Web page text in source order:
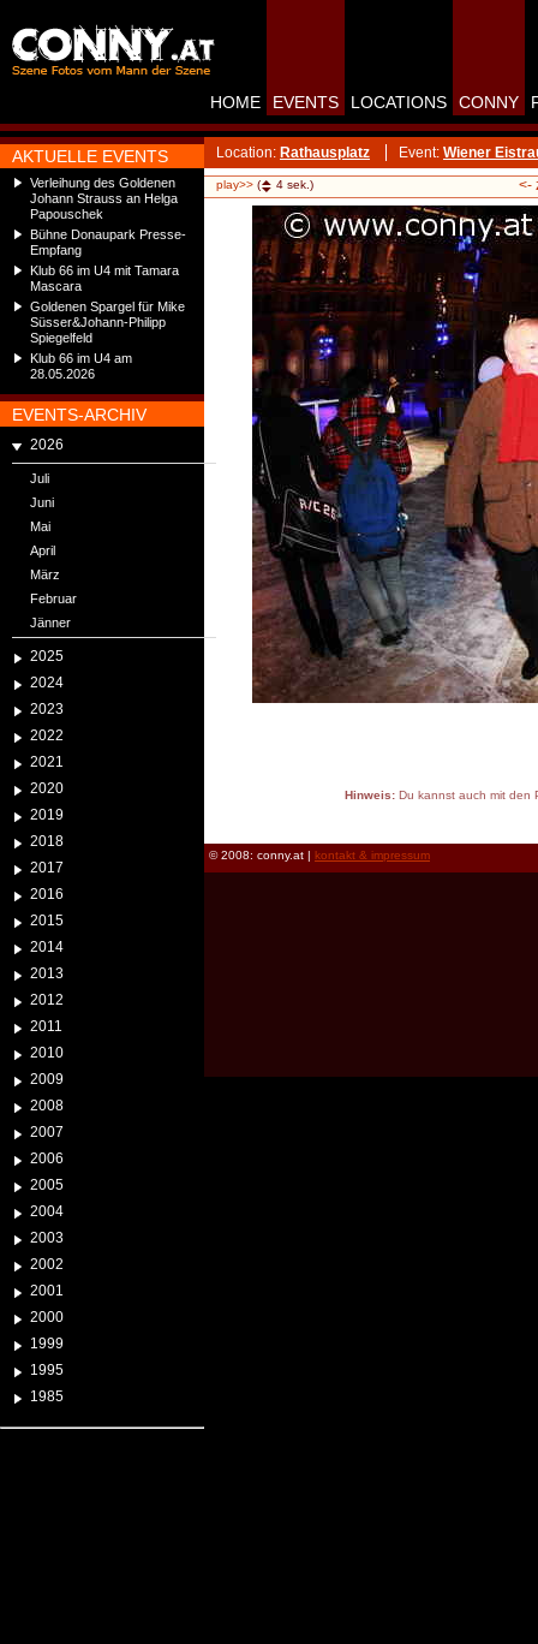
AKTUELLE EVENTS
Verleihung des Goldenen
Johann Strauss an Helga
Papouschek
Bühne Donaupark Presse-
Empfang
Klub 66 im U4 mit Tamara
Mascara
Goldenen Spargel für Mike
Süsser&Johann-Philipp
Spiegelfeld
Klub 66 im U4 am
28.05.2026
EVENTS-ARCHIV
2026
Juli
Juni
Mai
April
März
Februar
Jänner
2025
2024
2023
2022
2021
2020
2019
2018
2017
2016
2015
2014
2013
2012
2011
2010
2009
2008
2007
2006
2005
2004
2003
2002
2001
2000
1999
1995
1985
HOME EVENTS LOCATIONS CONNY
Location: Rathausplatz Event: Wiener
play>> ( 4 sek.) <-
Hinweis:Du kannst auch mit den
© 2008: conny.at | kontakt & impressum